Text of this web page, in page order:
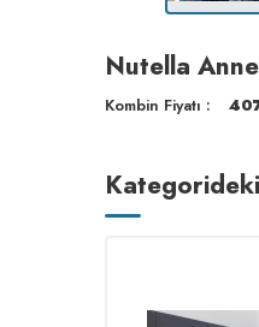
Nutella
Kombin Fiyatı :